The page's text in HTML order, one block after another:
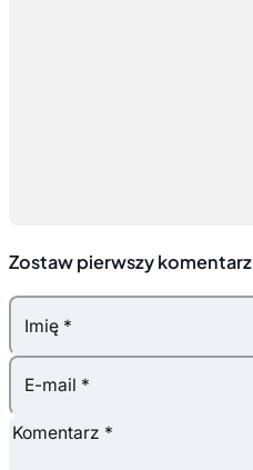
Zostaw pierwszy komentarz